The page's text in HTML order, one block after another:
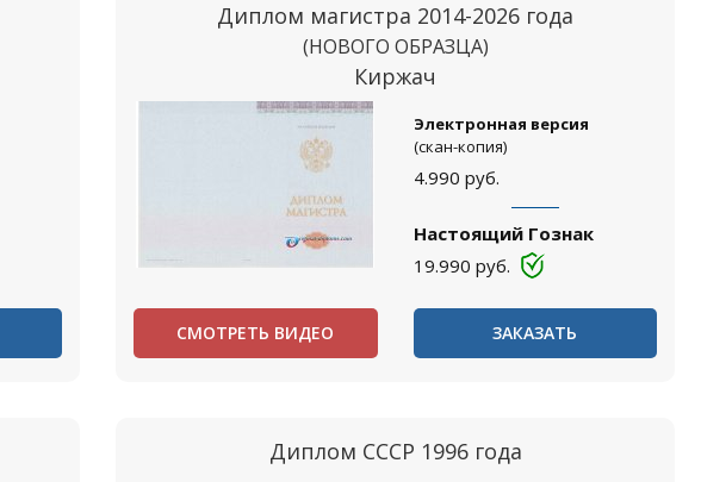
Диплом магистра 2014-2026 года
(НОВОГО ОБРАЗЦА)
Киржач
Электронная версия
(скан-копия)
4.990 руб.
Настоящий Гознак
19.990 руб.
СМОТРЕТЬ ВИДЕО ЗАКАЗАТЬ
Диплом СССР 1996 года